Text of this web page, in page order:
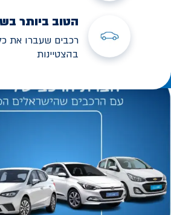
הטוב ביותר
רכבים שעברו את
בהצטיינות